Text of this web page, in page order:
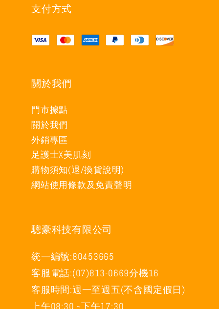
支付方式
關於我們
門市據點
關於我們
外銷專區
足護士X美肌刻
購物須知(退/換貨說明)
網站使用條款及免責聲明
驄豪科技有限公司
統一編號:80453665
客服電話:(07)813-0669分機16
客服時間:週一至週五(不含國定假日)
上午08:30 ~下午17:30